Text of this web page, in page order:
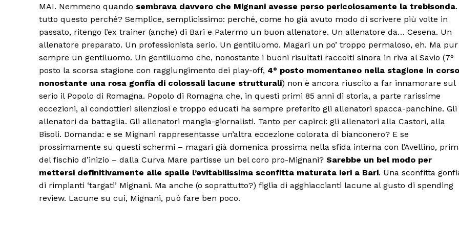
MAI. Nemmeno quando sembrava davvero che Mignani avesse perso pericolosamente la trebisonda
tutto questo perché? Semplice, semplicissimo: perché, come ho già avuto modo di scrivere più volte in
passato, ritengo l’ex trainer (anche) di Bari e Palermo un buon allenatore. Un allenatore da… Cesena. Un
allenatore preparato. Un professionista serio. Un gentiluomo. Magari un po’ troppo permaloso, eh. Ma pur
sempre un gentiluomo. Un gentiluomo che, nonostante i buoni risultati raccolti sinora in riva al Savio (7°
posto la scorsa stagione con raggiungimento dei play-off, 4° posto momentaneo nella stagione in corso
nonostante una rosa gonfia di colossali lacune strutturali) non è ancora riuscito a far innamorare sul
serio il Popolo di Romagna. Popolo di Romagna che, in questi primi 85 anni di storia, a parte rarissime
eccezioni, ai condottieri silenziosi e troppo educati ha sempre preferito gli allenatori spacca-panchine. Gli
allenatori da battaglia. Gli allenatori mangia-giornalisti. Tanto per capirci: gli allenatori alla Castori, alla
Bisoli. Domanda: e se Mignani rappresentasse un’altra eccezione colorata di bianconero? E se
prossimamente su questi schermi – magari già domenica prossima nella sfida interna con l’Avellino,
del fischio d’inizio – dalla Curva Mare partisse un bel coro pro-Mignani? Sarebbe un bel modo per
mettersi definitivamente alle spalle l’evitabilissima sconfitta maturata ieri a Bari. Una sconfitta
di rimpianti ‘targati’ Mignani. Ma anche (o soprattutto?) figlia di agghiaccianti lacune al gusto di spending
review. Lacune su cui, Mignani, può fare ben poco.